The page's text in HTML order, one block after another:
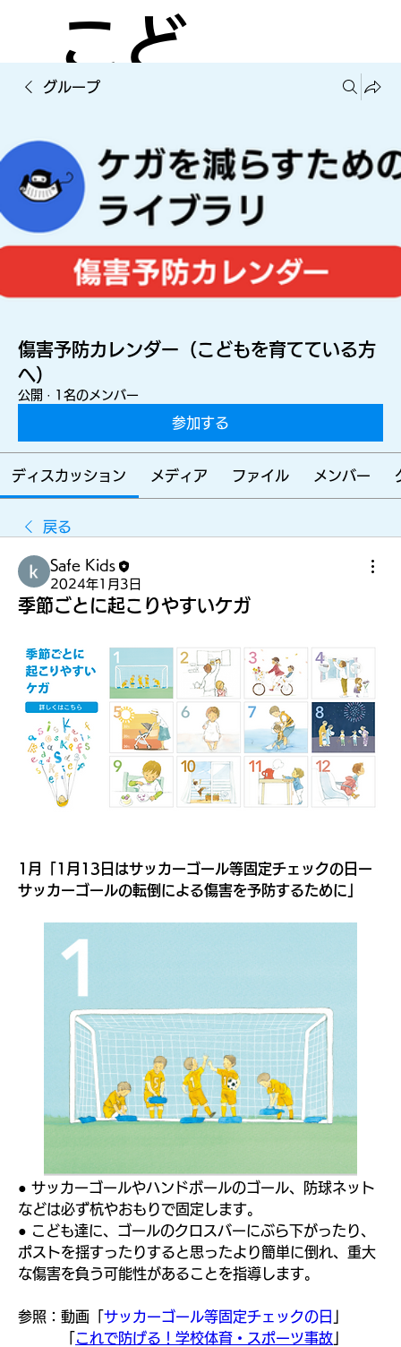
こど
もの
ケガ
を減
らす
ため
に
みん
なを
つな
ぐプ
ラッ
トフ
ォー
ム
グループ
傷害予防カレンダー（こどもを育てている方
へ）
公開 · 1名のメンバー
参加する
ディスカッション メディア ファイル メンバー
戻る
Safe Kids
2024年1月3日
季節ごとに起こりやすいケガ
1月「1月13日はサッカーゴール等固定チェックの日ー
サッカーゴールの転倒による傷害を予防するために」
● サッカーゴールやハンドボールのゴール、防球ネット
などは必ず杭やおもりで固定します。
● こども達に、ゴールのクロスバーにぶら下がったり、
ポストを揺すったりすると思ったより簡単に倒れ、重大
な傷害を負う可能性があることを指導します。
参照：動画「 サッカーゴール等固定チェックの日
これで防げる！学校体育・スポーツ事故